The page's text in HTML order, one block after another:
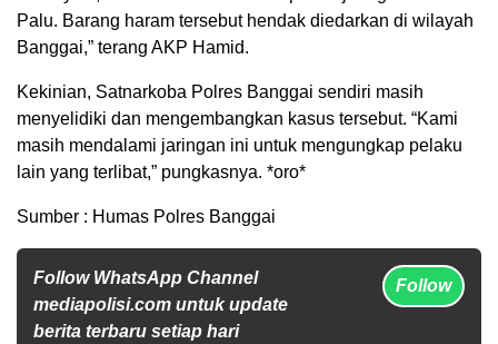
Palu. Barang haram tersebut hendak diedarkan di wilayah
Banggai,” terang AKP Hamid.
Kekinian, Satnarkoba Polres Banggai sendiri masih
menyelidiki dan mengembangkan kasus tersebut. “Kami
masih mendalami jaringan ini untuk mengungkap pelaku
lain yang terlibat,” pungkasnya. *oro*
Sumber : Humas Polres Banggai
Follow WhatsApp Channel
mediapolisi.com untuk update
berita terbaru setiap hari
Follow